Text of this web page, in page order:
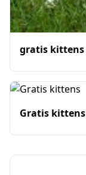
gratis kittens
Gratis kittens